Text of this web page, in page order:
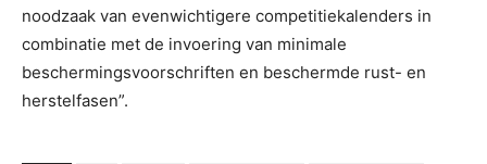
noodzaak van evenwichtigere competitiekalenders in
combinatie met de invoering van minimale
beschermingsvoorschriften en beschermde rust- en
herstelfasen”.